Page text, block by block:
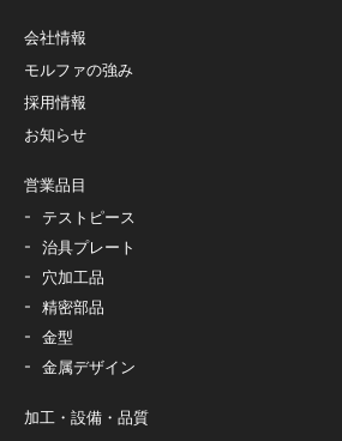
会社情報
モルファの強み
採用情報
お知らせ
営業品目
テストピース
治具プレート
穴加工品
精密部品
金型
金属デザイン
加工・設備・品質